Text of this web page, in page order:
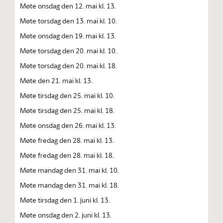
Møte onsdag den 12. mai kl. 13.
Møte torsdag den 13. mai kl. 10.
Møte onsdag den 19. mai kl. 13.
Møte torsdag den 20. mai kl. 10.
Møte torsdag den 20. mai kl. 18.
Møte den 21. mai kl. 13.
Møte tirsdag den 25. mai kl. 10.
Møte tirsdag den 25. mai kl. 18.
Møte onsdag den 26. mai kl. 13.
Møte fredag den 28. mai kl. 13.
Møte fredag den 28. mai kl. 18.
Møte mandag den 31. mai kl. 10.
Møte mandag den 31. mai kl. 18.
Møte tirsdag den 1. juni kl. 13.
Møte onsdag den 2. juni kl. 13.